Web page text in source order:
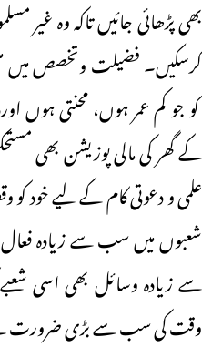
بھی پڑھائی جائیں تاکہ وہ غیر
کرسکیں۔ فضیلت وتخصص میں
کو جو کم عمر ہوں، محنتی ہوں
کے گھر کی مالی پوزیشن بھی
علمی و دعوتی کام کے لیے خود
شعبوں میں سب سے زیادہ
سے زیادہ وسائل بھی اسی
وقت کی سب سے بڑی